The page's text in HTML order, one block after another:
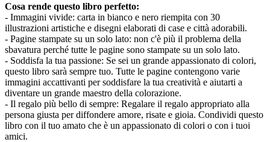
Cosa rende questo libro perfetto:
- Immagini vivide: carta in bianco e nero riempita con 30
illustrazioni artistiche e disegni elaborati di case e città adorabili.
- Pagine stampate su un solo lato: non c'è più il problema della
sbavatura perché tutte le pagine sono stampate su un solo lato.
- Soddisfa la tua passione: Se sei un grande appassionato di colori,
questo libro sarà sempre tuo. Tutte le pagine contengono varie
immagini accattivanti per soddisfare la tua creatività e aiutarti a
diventare un grande maestro della colorazione.
- Il regalo più bello di sempre: Regalare il regalo appropriato alla
persona giusta per diffondere amore, risate e gioia. Condividi questo
libro con il tuo amato che è un appassionato di colori o con i tuoi
amici.